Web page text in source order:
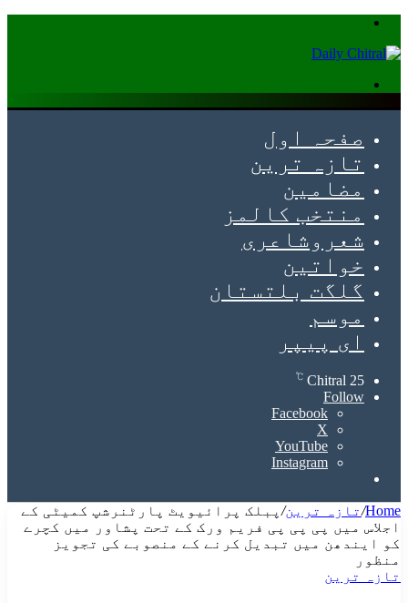
صفحہ اول
تازہ ترین
مضامین
منتخب کالمز
شعروشاعری
خواتین
گلگت بلتستان
موسم
ای پیپر
Chitral 25
℃
Follow
Facebook
X
YouTube
Instagram
Home
/تازہ ترین/ پبلک پرائیویٹ پارٹنرشپ کمیٹی کے
اجلاس میں پی پی پی فریم ورک کے تحت پشاور میں کچرے
کو ایندھن میں تبدیل کرنے کے منصوبے کی تجویز
منظور
تازہ ترین